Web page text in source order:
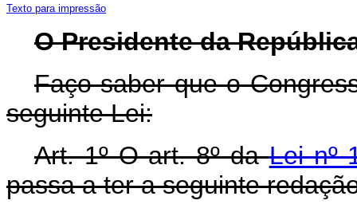
Texto para impressão
O Presidente da
Faço saber que o
seguinte Lei:
Art. 1º O art. 8º daLei nº
passa a ter a seguinte